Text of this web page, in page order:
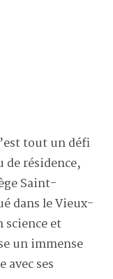
tout un défi
de résidence,
Saint-
dans le Vieux-
science et
un immense
avec ses